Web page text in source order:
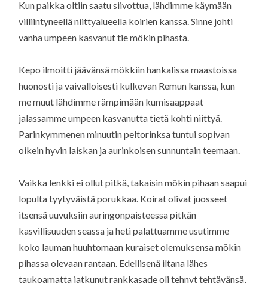
Kun paikka oltiin saatu siivottua, lähdimme käymään
villiintyneellä niittyalueella koirien kanssa. Sinne johti
vanha umpeen kasvanut tie mökin pihasta.
Kepo ilmoitti jäävänsä mökkiin hankalissa maastoissa
huonosti ja vaivalloisesti kulkevan Remun kanssa, kun
me muut lähdimme rämpimään kumisaappaat
jalassamme umpeen kasvanutta tietä kohti niittyä.
Parinkymmenen minuutin peltorinksa tuntui sopivan
oikein hyvin laiskan ja aurinkoisen sunnuntain teemaan.
Vaikka lenkki ei ollut pitkä, takaisin mökin pihaan saapui
lopulta tyytyväistä porukkaa. Koirat olivat juosseet
itsensä uuvuksiin auringonpaisteessa pitkän
kasvillisuuden seassa ja heti palattuamme usutimme
koko lauman huuhtomaan kuraiset olemuksensa mökin
pihassa olevaan rantaan. Edellisenä iltana lähes
taukoamatta jatkunut rankkasade oli tehnyt tehtävänsä,